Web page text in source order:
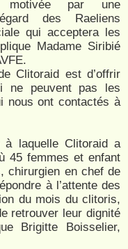
motivée par une
des Raeliens
qui acceptera les
Madame Siribié
Clitoraid est d’offrir
ne peuvent pas les
nous ont contactés à
laquelle Clitoraid a
45 femmes et enfant
chirurgien en chef de
à l’attente des
du mois du clitoris,
retrouver leur dignité
Brigitte Boisselier,